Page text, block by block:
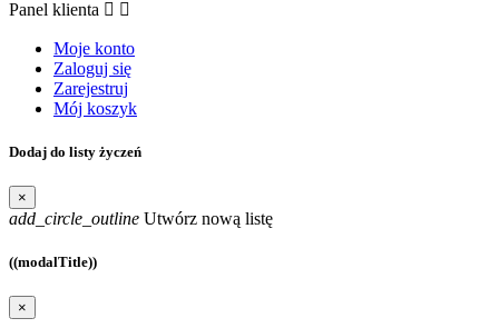
Panel klienta  
Moje konto
Zaloguj się
Zarejestruj
Mój koszyk
Dodaj do listy życzeń
×
add_circle_outline Utwórz nową listę
((modalTitle))
×